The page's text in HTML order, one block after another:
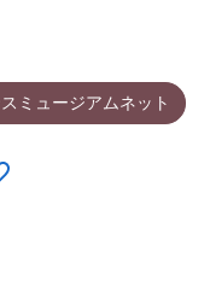
ミュージアムネット